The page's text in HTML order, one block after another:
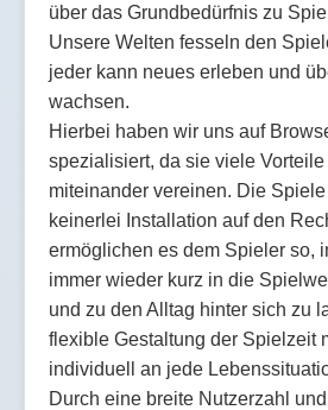
über das Grundbedürfnis zu
Unsere Welten fesseln den
jeder kann neues erleben und
wachsen.
Hierbei haben wir uns auf
spezialisiert, da sie viele
miteinander vereinen. Die
keinerlei Installation auf den
ermöglichen es dem Spieler so,
immer wieder kurz in die
und zu den Alltag hinter sich zu
flexible Gestaltung der Spielzeit
individuell an jede
Durch eine breite Nutzerzahl